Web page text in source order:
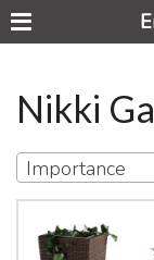
Nikki
Importance